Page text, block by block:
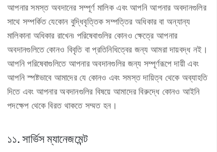
আপনার সমস্ত অবদানের সম্পূর্ণ মালিক এবং আপনি আপনার অবদানগুলির
সাথে সম্পর্কিত যেকোন বুদ্ধিবৃত্তিক সম্পত্তির অধিকার বা অন্যান্য
মালিকানা অধিকার রাখেন৷ পরিষেবাগুলির কোনও ক্ষেত্রে আপনার
অবদানগুলিতে কোনও বিবৃতি বা প্রতিনিধিত্বের জন্য আমরা দায়বদ্ধ নই।
আপনি পরিষেবাগুলিতে আপনার অবদানগুলির জন্য সম্পূর্ণরূপে দায়ী এবং
আপনি স্পষ্টভাবে আমাদের যে কোনও এবং সমস্ত দায়িত্ব থেকে অব্যাহতি
দিতে এবং আপনার অবদানগুলির বিষয়ে আমাদের বিরুদ্ধে কোনও আইনি
পদক্ষেপ থেকে বিরত থাকতে সম্মত হন।
১১. সার্ভিস ম্যানেজমেন্ট